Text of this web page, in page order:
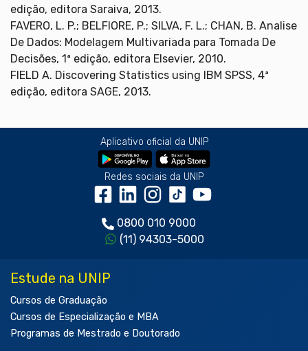
edição, editora Saraiva, 2013.
FAVERO, L. P.; BELFIORE, P.; SILVA, F. L.; CHAN, B. Analise
De Dados: Modelagem Multivariada para Tomada De
Decisões, 1ª edição, editora Elsevier, 2010.
FIELD A. Discovering Statistics using IBM SPSS, 4ª
edição, editora SAGE, 2013.
Aplicativo oficial da UNIP
Redes sociais da UNIP
0800 010 9000
(11) 94303-5000
Estude na UNIP
Cursos de Graduação
Cursos de Especialização e MBA
Programas de Mestrado e Doutorado